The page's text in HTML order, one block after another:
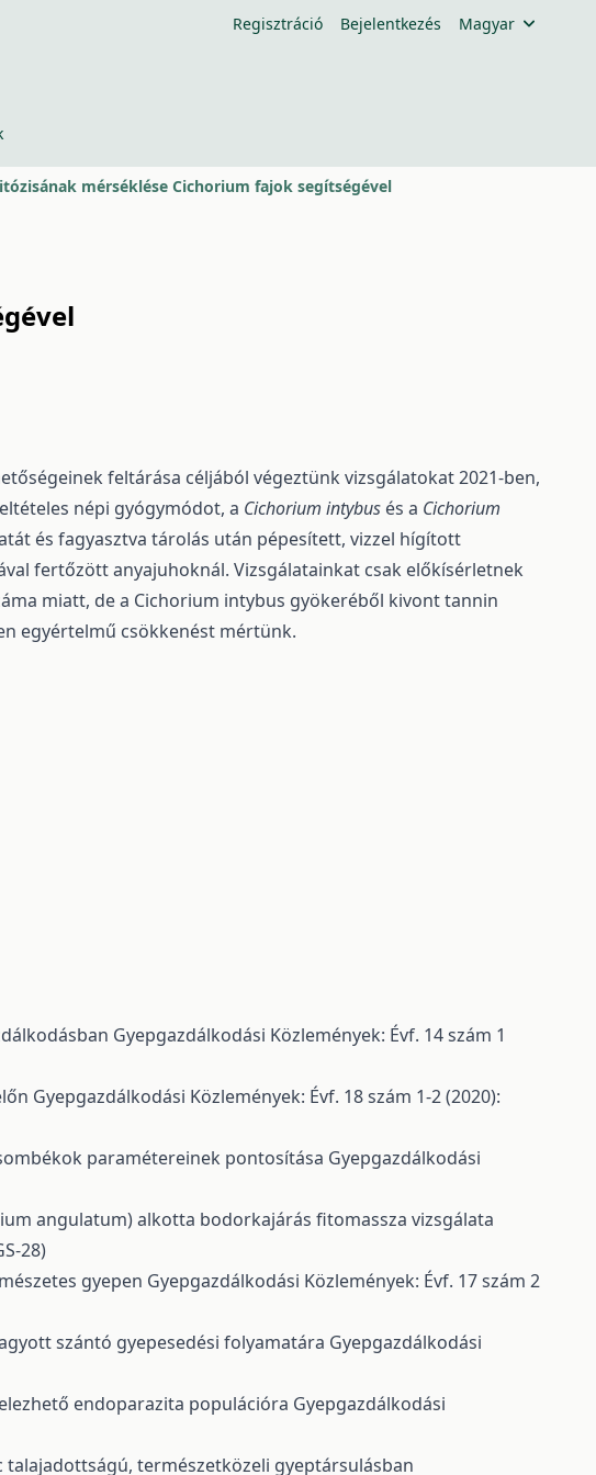
Regisztráció Bejelentkezés Magyar
mérséklése Cichorium fajok segítségével
feltárása céljából végeztünk vizsgálatokat 2021-ben,
népi gyógymódot, a Cichorium intybus és a Cichorium
és fagyasztva tárolás után pépesített, vizzel hígított
fertőzött anyajuhoknál. Vizsgálatainkat csak előkísérletnek
miatt, de a Cichorium intybus gyökeréből kivont tannin
egyértelmű csökkenést mértünk.
Gyepgazdálkodási Közlemények: Évf. 14 szám 1
Gyepgazdálkodási Közlemények: Évf. 18 szám 1-2 (2020):
paramétereinek pontosítása Gyepgazdálkodási
angulatum) alkotta bodorkajárás fitomassza vizsgálata
28)
gyepen Gyepgazdálkodási Közlemények: Évf. 17 szám 2
szántó gyepesedési folyamatára Gyepgazdálkodási
endoparazita populációra Gyepgazdálkodási
természetközeli gyeptársulásban